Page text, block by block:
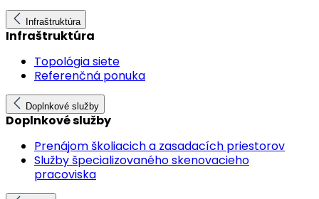
Infraštruktúra
Infraštruktúra
Topológia siete
Referenčná ponuka
Doplnkové služby
Doplnkové služby
Prenájom školiacich a zasadacích priestorov
Služby špecializovaného skenovacieho
pracoviska